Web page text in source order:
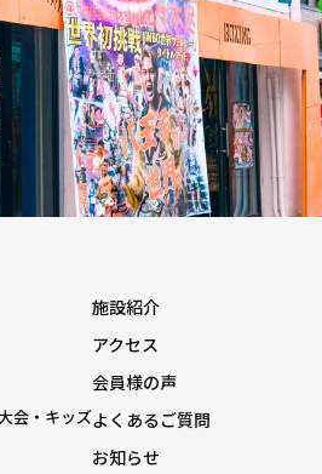
会・キッズ
施設紹介
アクセス
会員様の声
よくあるご質問
お知らせ